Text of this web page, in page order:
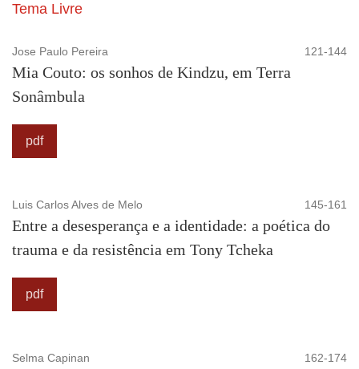
Tema Livre
Jose Paulo Pereira 121-144
Mia Couto: os sonhos de Kindzu, em Terra
Sonâmbula
pdf
Luis Carlos Alves de Melo 145-161
Entre a desesperança e a identidade: a poética do
trauma e da resistência em Tony Tcheka
pdf
Selma Capinan 162-174